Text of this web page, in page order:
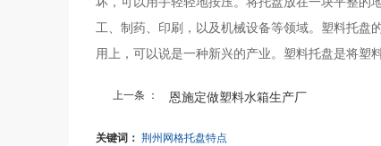
工、制药、印刷，以及机械设备等领域。塑料托盘
用上，可以说是一种新兴的产业。塑料托盘是将塑
上一条 ： 恩施定做塑料水箱生产厂
关键词： 荆州网格托盘特点